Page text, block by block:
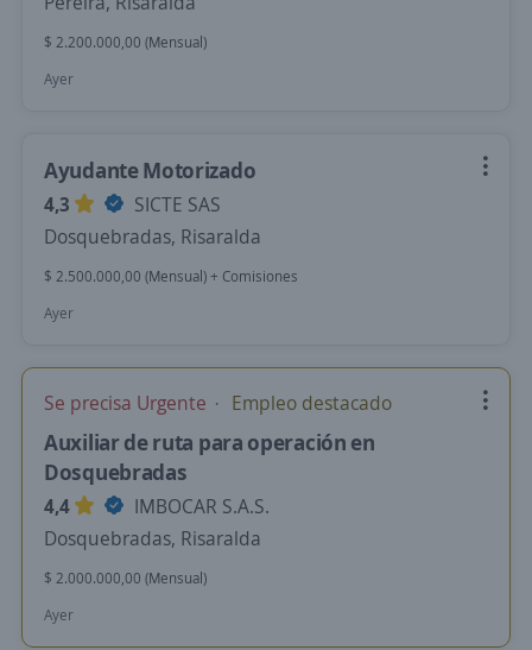
$ 2.200.000,00 (Mensual)
Ayer
Ayudante Motorizado
4,3
SICTE SAS
Dosquebradas, Risaralda
$ 2.500.000,00 (Mensual) + Comisiones
Ayer
Se precisa Urgente Empleo destacado
Auxiliar de ruta para operación en
Dosquebradas
4,4
IMBOCAR S.A.S.
Dosquebradas, Risaralda
$ 2.000.000,00 (Mensual)
Ayer